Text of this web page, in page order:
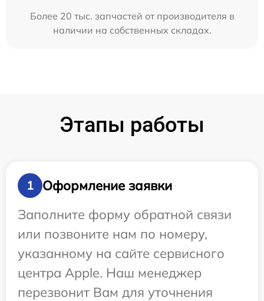
Более 20 тыс. запчастей от производителя в
наличии на собственных складах.
Этапы работы
1
Оформление заявки
Заполните форму обратной связи
или позвоните нам по номеру,
указанному на сайте сервисного
центра Apple. Наш менеджер
перезвонит Вам для уточнения